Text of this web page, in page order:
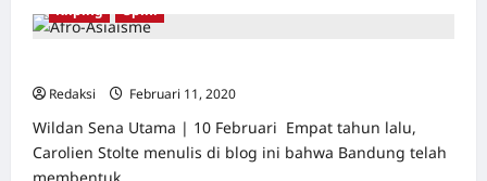
Api
di
ke
[1]
Kliping Opini
Redaksi
Februari 11, 2020
Wildan Sena Utama | 10 Februari Empat tahun lalu,
Carolien Stolte menulis di blog ini bahwa Bandung telah